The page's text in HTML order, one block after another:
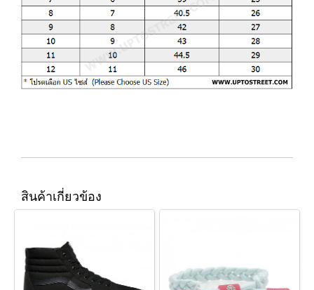
สินค้าเกี่ยวข้อง